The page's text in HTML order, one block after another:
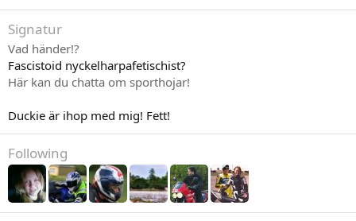
Signatur
Vad händer!?
Fascistoid nyckelharpafetischist?
Här kan du chatta om sporthojar!
Duckie är ihop med mig! Fett!
Following